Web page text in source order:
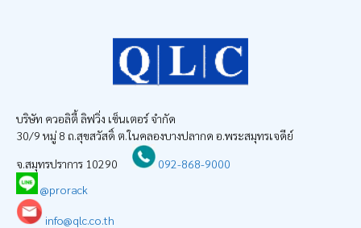
บริษัท ควอลิตี้ ลิฟวิ่ง เซ็นเตอร์ จำกัด
30/9 หมู่ 8 ถ.สุขสวัสดิ์ ต.ในคลองบางปลากด อ.พระสมุทรเจดีย์
จ.สมุทรปราการ 10290
092-868-9000
@prorack
info@qlc.co.th